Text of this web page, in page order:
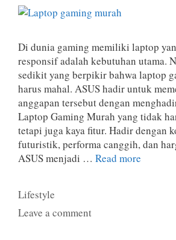
Di dunia gaming memiliki laptop
responsif adalah kebutuhan utama.
sedikit yang berpikir bahwa laptop
harus mahal. ASUS hadir untuk
anggapan tersebut dengan
Laptop Gaming Murah yang tidak
tetapi juga kaya fitur. Hadir dengan
futuristik, performa canggih, dan
ASUS menjadi … Read more
Categories
Lifestyle
Leave a comment